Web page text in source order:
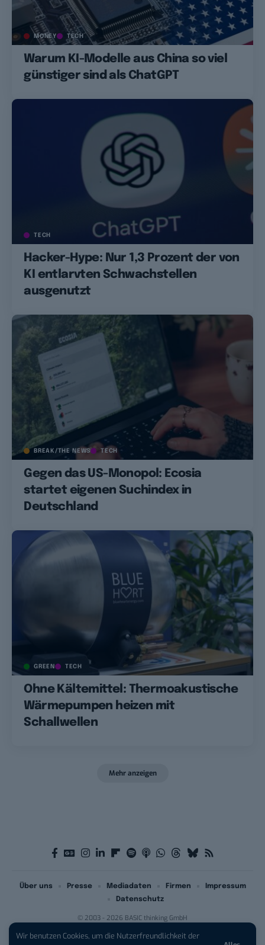
Wir benutzen Cookies, um die Nutzerfreundlichkeit der
MONEY TECH
Warum KI-Modelle aus China so viel
günstiger sind als ChatGPT
TECH
Hacker-Hype: Nur 1,3 Prozent der von
KI entlarvten Schwachstellen
ausgenutzt
BREAK/THE NEWS TECH
Gegen das US-Monopol: Ecosia
startet eigenen Suchindex in
Deutschland
GREEN TECH
Ohne Kältemittel: Thermoakustische
Wärmepumpen heizen mit
Schallwellen
Mehr anzeigen
© 2003 - 2026 BASIC thinking GmbH
Über uns Presse Mediadaten Firmen
Impressum
Datenschutz